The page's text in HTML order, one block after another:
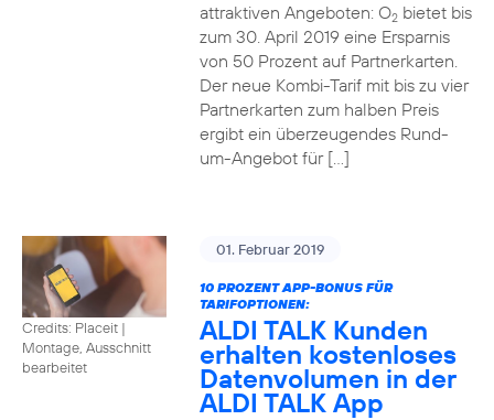
attraktiven Angeboten: O2bietet bis
zum 30. April 2019 eine Ersparnis
von 50 Prozent auf Partnerkarten.
Der neue Kombi-Tarif mit bis zu vier
Partnerkarten zum halben Preis
ergibt ein überzeugendes Rund-
um-Angebot für […]
Credits: Placeit |
Montage, Ausschnitt
bearbeitet
01. Februar 2019
10 PROZENT APP-BONUS FÜR
TARIFOPTIONEN:
ALDI TALK Kunden
erhalten kostenloses
Datenvolumen in der
ALDI TALK App